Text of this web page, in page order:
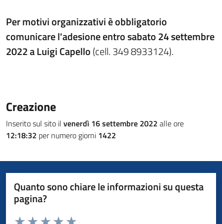
Per motivi organizzativi è obbligatorio
comunicare l'adesione entro sabato 24 settembre
2022 a Luigi Capello(cell. 349 8933124).
Creazione
Inserito sul sito il venerdì 16 settembre 2022 alle ore
12:18:32 per numero giorni 1422
Quanto sono chiare le informazioni su questa
pagina?
Valuta da 1 a 5 stelle la pagina